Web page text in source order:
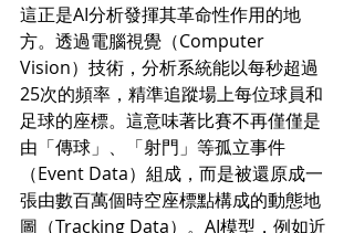
這正是AI分析發揮其革命性作用的地
方。透過電腦視覺（Computer
Vision）技術，分析系統能以每秒超過
25次的頻率，精準追蹤場上每位球員和
足球的座標。這意味著比賽不再僅僅是
由「傳球」、「射門」等孤立事件
（Event Data）組成，而是被還原成一
張由數百萬個時空座標點構成的動態地
圖（Tracking Data）。AI模型，例如近